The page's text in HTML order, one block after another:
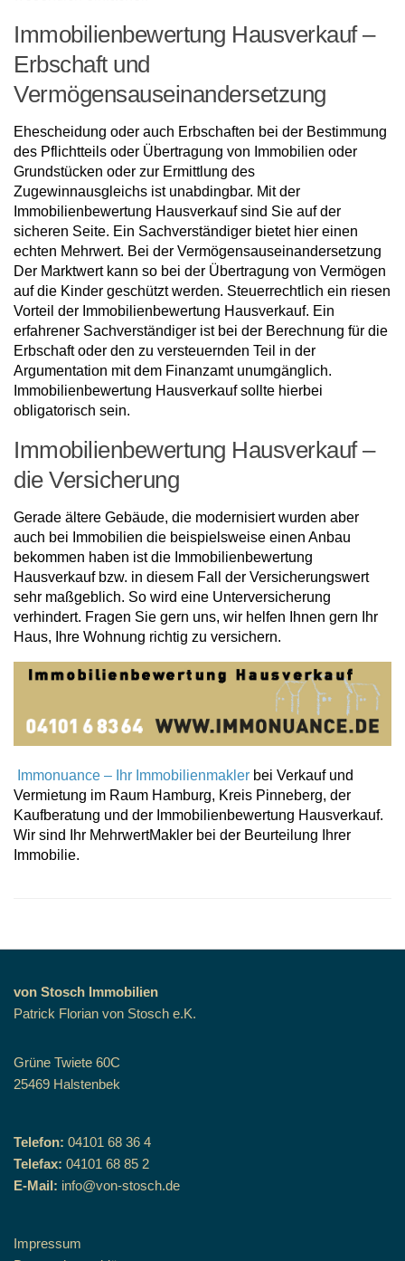
Immobilienbewertung Hausverkauf –
Erbschaft und
Vermögensauseinandersetzung
Ehescheidung oder auch Erbschaften bei der Bestimmung
des Pflichtteils oder Übertragung von Immobilien oder
Grundstücken oder zur Ermittlung des
Zugewinnausgleichs ist unabdingbar. Mit der
Immobilienbewertung Hausverkauf sind Sie auf der
sicheren Seite. Ein Sachverständiger bietet hier einen
echten Mehrwert. Bei der Vermögensauseinandersetzung
Der Marktwert kann so bei der Übertragung von Vermögen
auf die Kinder geschützt werden. Steuerrechtlich ein riesen
Vorteil der Immobilienbewertung Hausverkauf. Ein
erfahrener Sachverständiger ist bei der Berechnung für die
Erbschaft oder den zu versteuernden Teil in der
Argumentation mit dem Finanzamt unumgänglich.
Immobilienbewertung Hausverkauf sollte hierbei
obligatorisch sein.
Immobilienbewertung Hausverkauf –
die Versicherung
Gerade ältere Gebäude, die modernisiert wurden aber
auch bei Immobilien die beispielsweise einen Anbau
bekommen haben ist die Immobilienbewertung
Hausverkauf bzw. in diesem Fall der Versicherungswert
sehr maßgeblich. So wird eine Unterversicherung
verhindert. Fragen Sie gern uns, wir helfen Ihnen gern Ihr
Haus, Ihre Wohnung richtig zu versichern.
Immonuance – Ihr Immobilienmakler bei Verkauf und
Vermietung im Raum Hamburg, Kreis Pinneberg, der
Kaufberatung und der Immobilienbewertung Hausverkauf.
Wir sind Ihr MehrwertMakler bei der Beurteilung Ihrer
Immobilie.
von Stosch Immobilien
Patrick Florian von Stosch e.K.
Grüne Twiete 60C
25469 Halstenbek
Telefon: 04101 68 36 4
Telefax: 04101 68 85 2
E-Mail: info@von-stosch.de
Impressum